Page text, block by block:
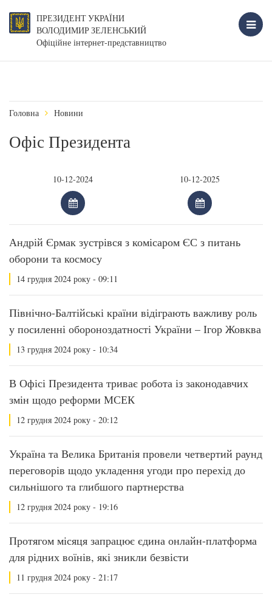
ПРЕЗИДЕНТ УКРАЇНИ
ВОЛОДИМИР ЗЕЛЕНСЬКИЙ
Офіційне інтернет-представництво
Головна Новини
Офіс Президента
Андрій Єрмак зустрівся з комісаром ЄС з питань
оборони та космосу
14 грудня 2024 року - 09:11
Північно-Балтійські країни відіграють важливу роль
у посиленні обороноздатності України – Ігор Жовква
13 грудня 2024 року - 10:34
В Офісі Президента триває робота із законодавчих
змін щодо реформи МСЕК
12 грудня 2024 року - 20:12
Україна та Велика Британія провели четвертий раунд
переговорів щодо укладення угоди про перехід до
сильнішого та глибшого партнерства
12 грудня 2024 року - 19:16
Протягом місяця запрацює єдина онлайн-платформа
для рідних воїнів, які зникли безвісти
11 грудня 2024 року - 21:17